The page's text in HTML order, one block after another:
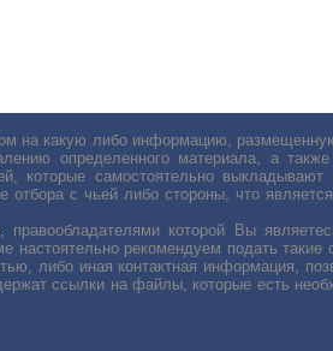
на какую либо информацию,
определенного материала, а также
которые самостоятельно выкладывают
отбора с чьей либо стороны, что
которой Вы
настоятельно рекомендуем подать такие
либо иная контактная информация,
ссылки на файлы, которые есть